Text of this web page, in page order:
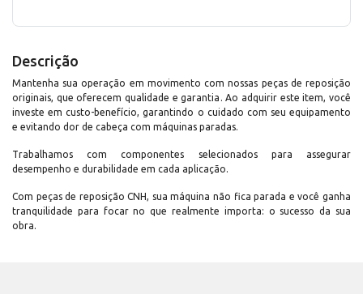
Descrição
Mantenha sua operação em movimento com nossas peças de reposição
originais, que oferecem qualidade e garantia. Ao adquirir este item, você
investe em custo-benefício, garantindo o cuidado com seu equipamento
e evitando dor de cabeça com máquinas paradas.
Trabalhamos com componentes selecionados para assegurar
desempenho e durabilidade em cada aplicação.
Com peças de reposição CNH, sua máquina não fica parada e você ganha
tranquilidade para focar no que realmente importa: o sucesso da sua
obra.